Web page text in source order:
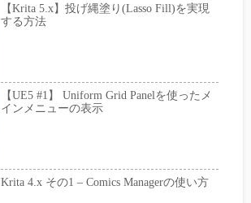
【Krita 5.x】投げ縄塗り(Lasso Fill)を実現
する方法
【UE5 #1】 Uniform Grid Panelを使ったメ
インメニューの表示
Krita 4.x その1 – Comics Managerの使い方